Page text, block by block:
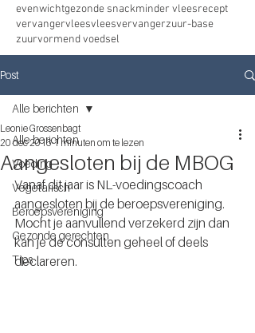
evenwichtgezonde snackminder vleesrecept
vervangervleesvleesvervangerzuur-base
zuurvormend voedsel
Post
Alle berichten
Voeding
Vegetarisch
Beroepsvereniging
Gezonde gerechten
Tips
Alle berichten
Aangesloten bij de MBOG
Leonie Grossenbagt
20 dec 20161 minuten om te lezen
Vanaf dit jaar is NL-voedingscoach
aangesloten bij de beroepsvereniging.
Mocht je aanvullend verzekerd zijn dan
kan je de consulten geheel of deels
declareren.